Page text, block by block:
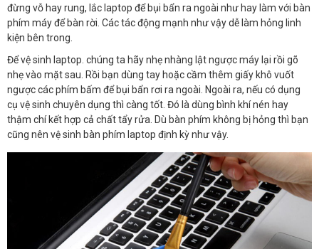
đừng vỗ hay rung, lắc laptop để bụi bẩn ra ngoài như hay làm với bàn
phím máy để bàn rời. Các tác động mạnh như vậy dễ làm hỏng linh
kiện bên trong.
Để vệ sinh laptop. chúng ta hãy nhẹ nhàng lật ngược máy lại rồi gõ
nhẹ vào mặt sau. Rồi bạn dùng tay hoặc cầm thêm giấy khô vuốt
ngược các phím bấm để bụi bẩn rơi ra ngoài. Ngoài ra, nếu có dụng
cụ vệ sinh chuyên dụng thì càng tốt. Đó là dùng bình khí nén hay
thậm chí kết hợp cả chất tẩy rửa. Dù bàn phím không bị hỏng thì bạn
cũng nên vệ sinh bàn phím laptop định kỳ như vậy.